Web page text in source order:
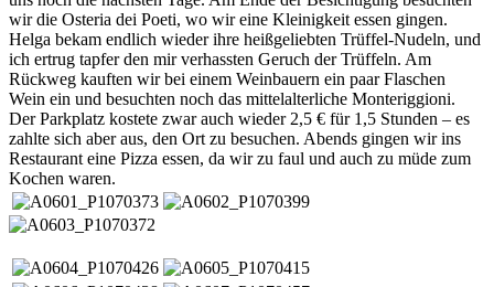
wir die Osteria dei Poeti, wo wir eine Kleinigkeit essen gingen.
Helga bekam endlich wieder ihre heißgeliebten Trüffel-Nudeln, und
ich ertrug tapfer den mir verhassten Geruch der Trüffeln. Am
Rückweg kauften wir bei einem Weinbauern ein paar Flaschen
Wein ein und besuchten noch das mittelalterliche Monteriggioni.
Der Parkplatz kostete zwar auch wieder 2,5 € für 1,5 Stunden – es
zahlte sich aber aus, den Ort zu besuchen. Abends gingen wir ins
Restaurant eine Pizza essen, da wir zu faul und auch zu müde zum
Kochen waren.